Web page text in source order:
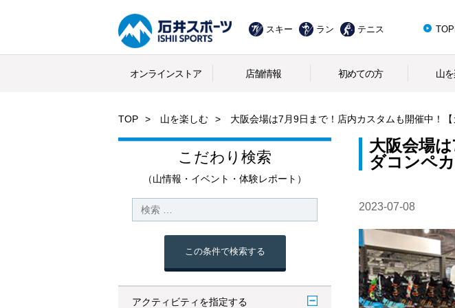
スキー ラン テニス
オンラインストア 店舗情報 初めての方 山
TOP 山を楽しむ 大阪会場は7月9日まで！店内カスタムも開催中！【
こだわり検索
（山情報・イベント・体験レポート）
この条件で検索する
アクティビティを指定する
大阪会場
ダコンペカ
2023-07-08